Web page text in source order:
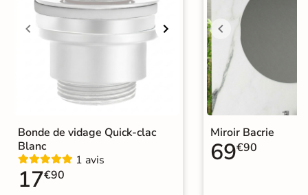
Entretien de la
vasque
d'entretien chimiques, exceptés ceux
à base d'acide. Le plan de toilette
est toujours un peu plus grand que
le caisson afin de préserver le
caisson des gouttes d'eau.
Garantie 2 ans
Origine Espagne
Catégories
Bonde de vidage Quick-clac
Blanc
1 avis
17€90
Miroir Bacrie
69€90